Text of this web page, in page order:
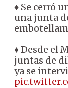
♦ Se cerró
una junta
♦ Desde el
juntas de
ya se